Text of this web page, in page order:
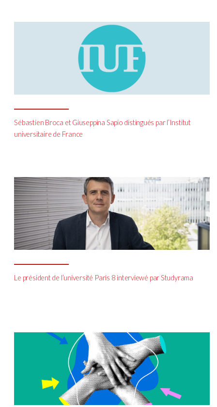
Sébastien Broca et Giuseppina Sapio distingués par l’Institut
universitaire de France
Le président de l’université Paris 8 interviewé par Studyrama